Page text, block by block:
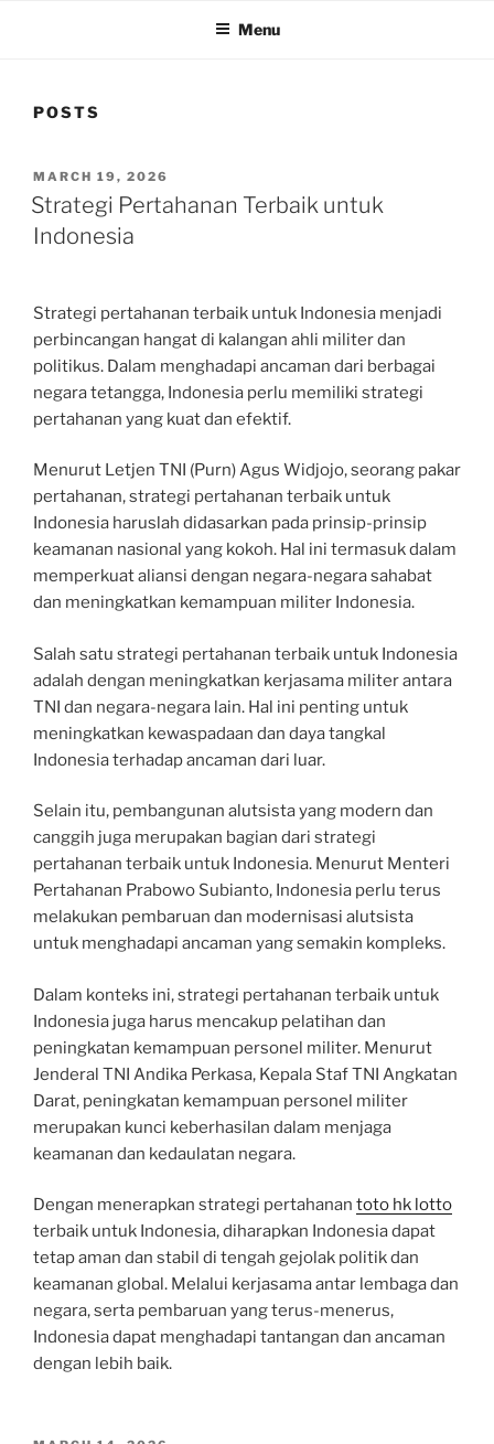
Menu
POSTS
POSTED
ON
MARCH 19, 2026
Strategi Pertahanan Terbaik untuk
Indonesia
Strategi pertahanan terbaik untuk Indonesia menjadi
perbincangan hangat di kalangan ahli militer dan
politikus. Dalam menghadapi ancaman dari berbagai
negara tetangga, Indonesia perlu memiliki strategi
pertahanan yang kuat dan efektif.
Menurut Letjen TNI (Purn) Agus Widjojo, seorang pakar
pertahanan, strategi pertahanan terbaik untuk
Indonesia haruslah didasarkan pada prinsip-prinsip
keamanan nasional yang kokoh. Hal ini termasuk dalam
memperkuat aliansi dengan negara-negara sahabat
dan meningkatkan kemampuan militer Indonesia.
Salah satu strategi pertahanan terbaik untuk Indonesia
adalah dengan meningkatkan kerjasama militer antara
TNI dan negara-negara lain. Hal ini penting untuk
meningkatkan kewaspadaan dan daya tangkal
Indonesia terhadap ancaman dari luar.
Selain itu, pembangunan alutsista yang modern dan
canggih juga merupakan bagian dari strategi
pertahanan terbaik untuk Indonesia. Menurut Menteri
Pertahanan Prabowo Subianto, Indonesia perlu terus
melakukan pembaruan dan modernisasi alutsista
untuk menghadapi ancaman yang semakin kompleks.
Dalam konteks ini, strategi pertahanan terbaik untuk
Indonesia juga harus mencakup pelatihan dan
peningkatan kemampuan personel militer. Menurut
Jenderal TNI Andika Perkasa, Kepala Staf TNI Angkatan
Darat, peningkatan kemampuan personel militer
merupakan kunci keberhasilan dalam menjaga
keamanan dan kedaulatan negara.
Dengan menerapkan strategi pertahanan toto hk lotto
terbaik untuk Indonesia, diharapkan Indonesia dapat
tetap aman dan stabil di tengah gejolak politik dan
keamanan global. Melalui kerjasama antar lembaga dan
negara, serta pembaruan yang terus-menerus,
Indonesia dapat menghadapi tantangan dan ancaman
dengan lebih baik.